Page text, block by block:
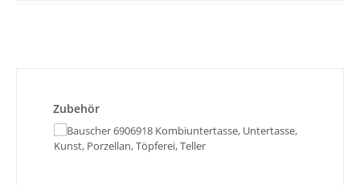
Produktgalerie überspringen
Zubehör